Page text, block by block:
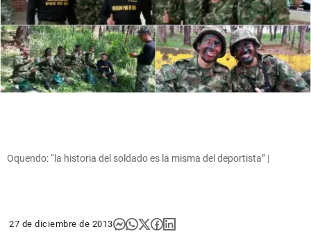
Oquendo: “la historia del soldado es la misma del deportista” |
27 de diciembre de 2013